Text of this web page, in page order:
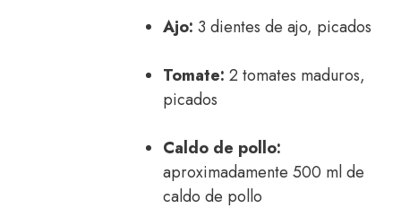
Ajo: 3 dientes de ajo, picados
Tomate: 2 tomates maduros,
picados
Caldo de pollo:
aproximadamente 500 ml de
caldo de pollo